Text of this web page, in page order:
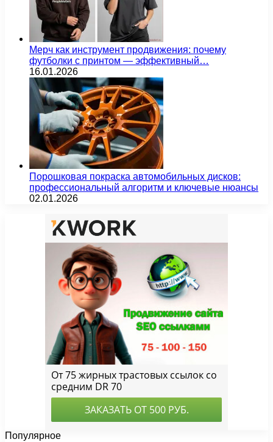
Мерч как инструмент продвижения: почему
футболки с принтом — эффективный…
16.01.2026
Порошковая покраска автомобильных дисков:
профессиональный алгоритм и ключевые нюансы
02.01.2026
Популярное